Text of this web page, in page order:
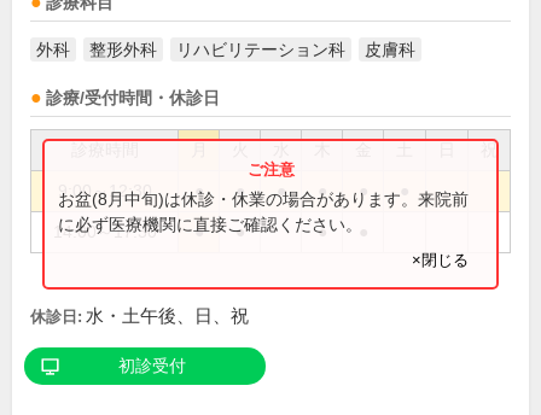
外科 整形外科 リハビリテーション科 皮膚科
診療/受付時間・休診日
祝
9:00～12:30 ● ● ● ● ●
14:00～17:30 ● ● ●
お盆(8月中旬)は休診・休業の場合があります。来院前
に必ず医療機関に直接ご確認ください。
×閉じる
休診日: 水・土午後、日、祝
初診受付